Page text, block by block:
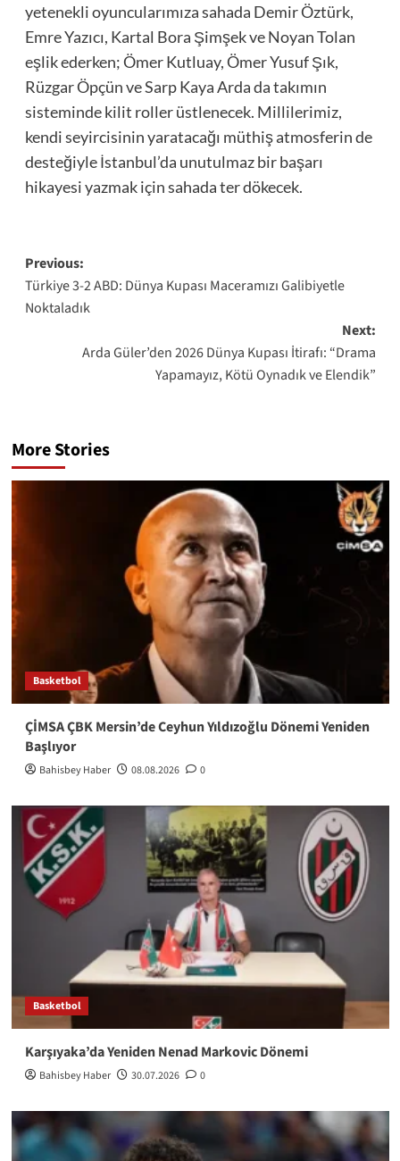
yetenekli oyuncularımıza sahada Demir Öztürk,
Emre Yazıcı, Kartal Bora Şimşek ve Noyan Tolan
eşlik ederken; Ömer Kutluay, Ömer Yusuf Şık,
Rüzgar Öpçün ve Sarp Kaya Arda da takımın
sisteminde kilit roller üstlenecek. Millilerimiz,
kendi seyircisinin yaratacağı müthiş atmosferin de
desteğiyle İstanbul’da unutulmaz bir başarı
hikayesi yazmak için sahada ter dökecek.
Post
navigation
Previous:
Türkiye 3-2 ABD: Dünya Kupası Maceramızı Galibiyetle
Noktaladık
Next:
Arda Güler’den 2026 Dünya Kupası İtirafı: “Drama
Yapamayız, Kötü Oynadık ve Elendik”
More Stories
Basketbol
ÇİMSA ÇBK Mersin’de Ceyhun Yıldızoğlu Dönemi Yeniden
Başlıyor
Bahisbey Haber 08.08.2026 0
Basketbol
Karşıyaka’da Yeniden Nenad Markovic Dönemi
Bahisbey Haber 30.07.2026 0